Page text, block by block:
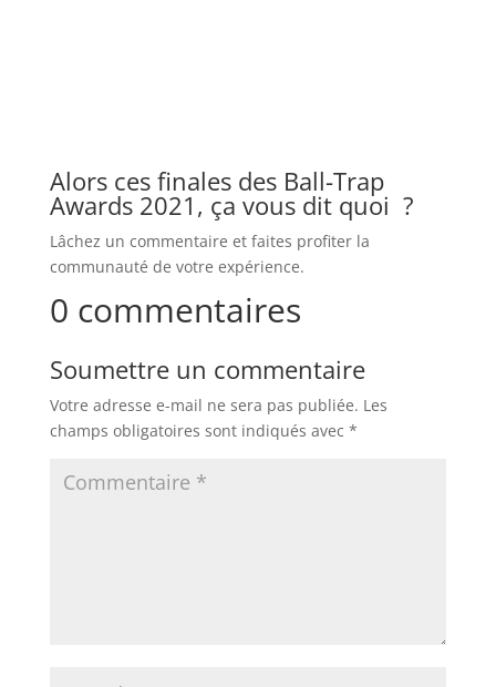
Alors ces finales des Ball-Trap
Awards 2021, ça vous dit quoi ?
Lâchez un commentaire et faites profiter la
communauté de votre expérience.
0 commentaires
Soumettre un commentaire
Votre adresse e-mail ne sera pas publiée. Les
champs obligatoires sont indiqués avec *